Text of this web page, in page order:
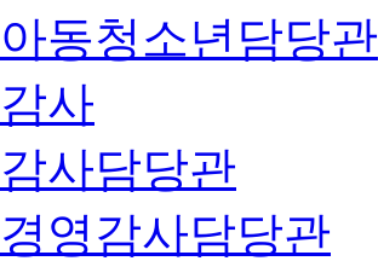
아동청소년담당관
감사
감사담당관
경영감사담당관